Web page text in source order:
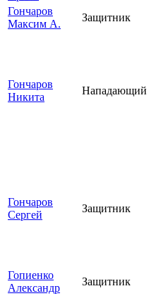
Гончаров
Максим А.
Защитник
Гончаров
Никита
Нападающий
Гончаров
Сергей
Защитник
Гопиенко
Александр
Защитник